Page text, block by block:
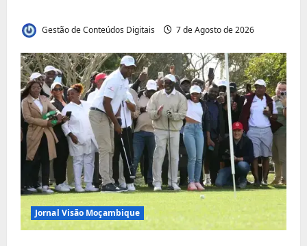
Gestão de Conteúdos Digitais 7 de Agosto de 2026
Jornal Visão Moçambique